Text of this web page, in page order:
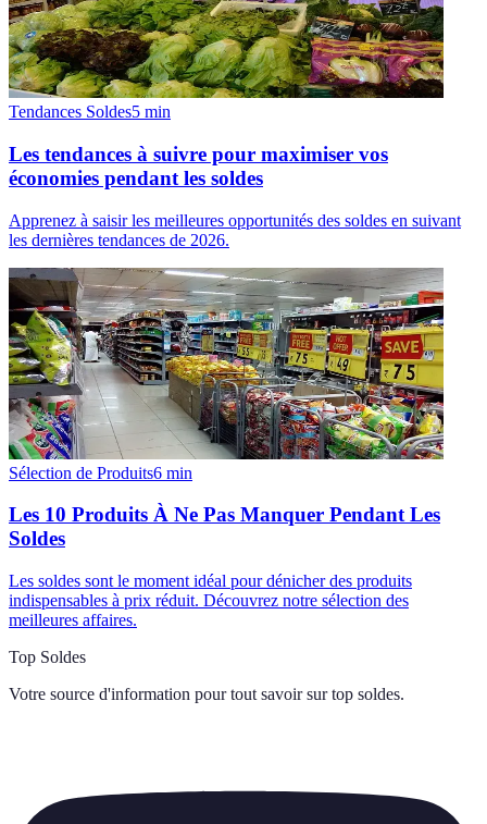
Tendances Soldes5 min
Les tendances à suivre pour maximiser vos
économies pendant les soldes
Apprenez à saisir les meilleures opportunités des soldes en suivant
les dernières tendances de 2026.
Sélection de Produits6 min
Les 10 Produits À Ne Pas Manquer Pendant Les
Soldes
Les soldes sont le moment idéal pour dénicher des produits
indispensables à prix réduit. Découvrez notre sélection des
meilleures affaires.
Top Soldes
Votre source d'information pour tout savoir sur top soldes.